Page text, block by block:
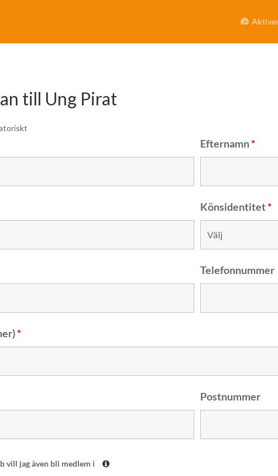
till Ung Pirat
Efternamn*
Könsidentitet*
Telefonnummer
*
Postnummer
vill jag även bli medlem i